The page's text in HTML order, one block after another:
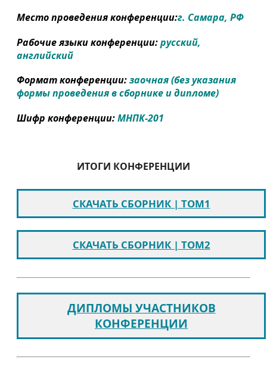
Место проведения конференции:г. Самара, РФ
Рабочие языки конференции:русский,
английский
Формат конференции:заочная (без указания
формы проведения в сборнике и дипломе)
Шифр конференции:МНПК-201
ИТОГИ КОНФЕРЕНЦИИ
СКАЧАТЬ СБОРНИК | ТОМ1
СКАЧАТЬ СБОРНИК | ТОМ2
ДИПЛОМЫ УЧАСТНИКОВ
КОНФЕРЕНЦИИ